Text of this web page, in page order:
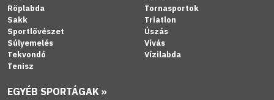
Röplabda
Sakk
Sportlövészet
Súlyemelés
Tekvondó
Tenisz
Tornasportok
Triatlon
Úszás
Vívás
Vízilabda
EGYÉB SPORTÁGAK »